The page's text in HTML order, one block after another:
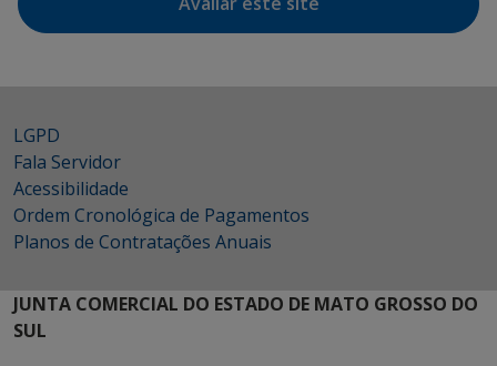
LGPD
Fala Servidor
Acessibilidade
Ordem Cronológica de Pagamentos
Planos de Contratações Anuais
JUNTA COMERCIAL DO ESTADO DE MATO GROSSO DO
SUL